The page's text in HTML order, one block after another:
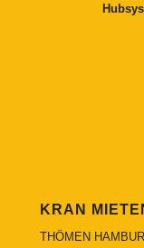
KRAN
THÖMEN